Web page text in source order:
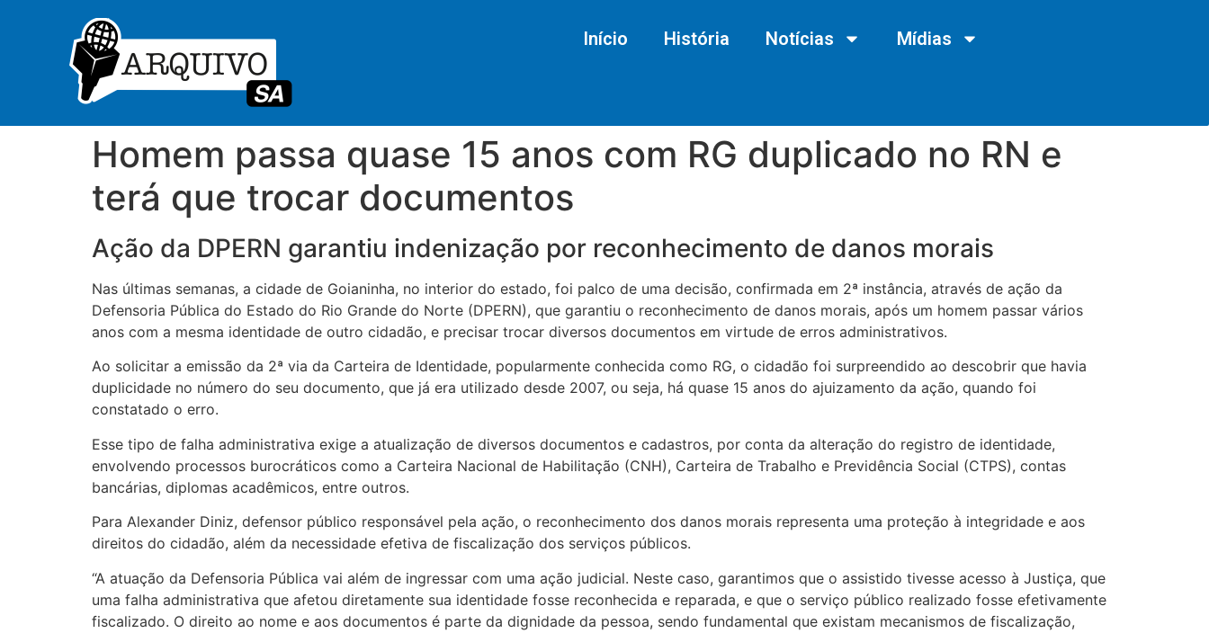
Início História Notícias Mídias
Homem passa quase 15 anos com RG duplicado no RN e
terá que trocar documentos
Ação da DPERN garantiu indenização por reconhecimento de danos morais
Nas últimas semanas, a cidade de Goianinha, no interior do estado, foi palco de uma decisão, confirmada em 2ª instância, através de ação da
Defensoria Pública do Estado do Rio Grande do Norte (DPERN), que garantiu o reconhecimento de danos morais, após um homem passar vários
anos com a mesma identidade de outro cidadão, e precisar trocar diversos documentos em virtude de erros administrativos.
Ao solicitar a emissão da 2ª via da Carteira de Identidade, popularmente conhecida como RG, o cidadão foi surpreendido ao descobrir que havia
duplicidade no número do seu documento, que já era utilizado desde 2007, ou seja, há quase 15 anos do ajuizamento da ação, quando foi
constatado o erro.
Esse tipo de falha administrativa exige a atualização de diversos documentos e cadastros, por conta da alteração do registro de identidade,
envolvendo processos burocráticos como a Carteira Nacional de Habilitação (CNH), Carteira de Trabalho e Previdência Social (CTPS), contas
bancárias, diplomas acadêmicos, entre outros.
Para Alexander Diniz, defensor público responsável pela ação, o reconhecimento dos danos morais representa uma proteção à integridade e aos
direitos do cidadão, além da necessidade efetiva de fiscalização dos serviços públicos.
“A atuação da Defensoria Pública vai além de ingressar com uma ação judicial. Neste caso, garantimos que o assistido tivesse acesso à Justiça, que
uma falha administrativa que afetou diretamente sua identidade fosse reconhecida e reparada, e que o serviço público realizado fosse efetivamente
fiscalizado. O direito ao nome e aos documentos é parte da dignidade da pessoa, sendo fundamental que existam mecanismos de fiscalização,